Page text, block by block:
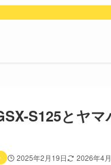
S125とヤ
2025年2月19日 2026年4